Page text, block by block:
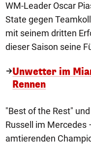
WM-Leader Oscar
State gegen
mit seinem dritten
dieser Saison seine
Unwetter im
Rennen
"Best of the Rest"
Russell im
amtierenden